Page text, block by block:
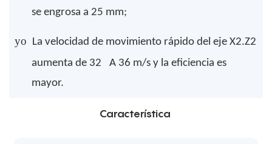
se engrosa a 25 mm;
yo
La velocidad de movimiento rápido del eje X2.Z2
aumenta de 32
A 36 m/s y la eficiencia es
mayor.
Característica